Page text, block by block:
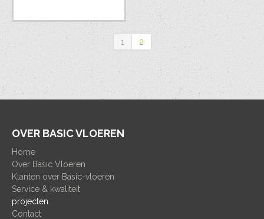
1 2
OVER BASIC VLOEREN
Home
Over Basic Vloeren
Klanten over Basic-vloeren
Service & kwaliteit
projecten
Contact